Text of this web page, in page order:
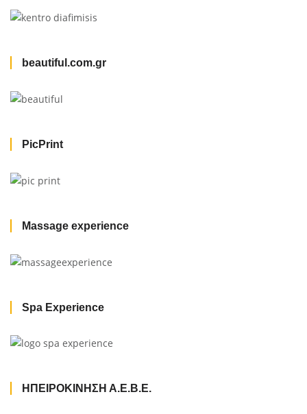
beautiful.com.gr
PicPrint
Massage experience
Spa Experience
ΗΠΕΙΡΟΚΙΝΗΣΗ Α.Ε.Β.Ε.